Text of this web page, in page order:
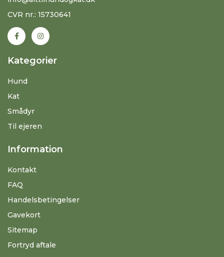
CVR nr.: 15730641
Kategorier
Hund
Kat
Smådyr
Til ejeren
Information
Kontakt
FAQ
Handelsbetingelser
Gavekort
Sitemap
Fortryd aftale